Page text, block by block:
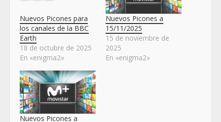
Nuevos Picones para
los canales de la BBC
Earth
18 de octubre de 2025
En «enigma2»
Nuevos Picones a
15/11/2025
15 de noviembre de
2025
En «enigma2»
Nuevos Picones a